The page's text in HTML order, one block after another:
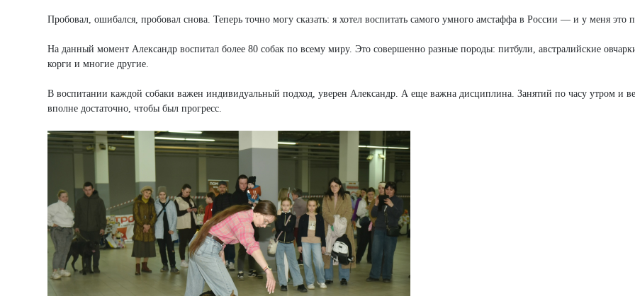
Пробовал, ошибался, пробовал снова. Теперь точно могу сказать: я хотел воспитать самого умного амстаффа в России — и у меня это
На данный момент Александр воспитал более 80 собак по всему миру. Это совершенно разные породы: питбули, австралийские
корги и многие другие.
В воспитании каждой собаки важен индивидуальный подход, уверен Александр. А еще важна дисциплина. Занятий по часу утром и
вполне достаточно, чтобы был прогресс.